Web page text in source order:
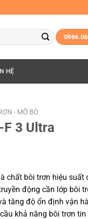
HỆ
- MỠ BÒ
3 Ultra
chất bôi trơn hiệu suất
động cần lớp bôi
tăng độ ổn định vận
khả năng bôi trơn